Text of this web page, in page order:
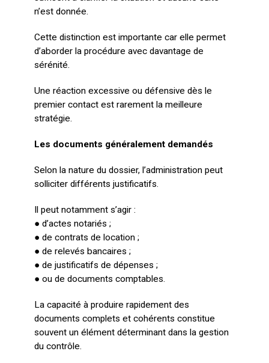
n’est donnée.
Cette distinction est importante car elle permet
d’aborder la procédure avec davantage de
sérénité.
Une réaction excessive ou défensive dès le
premier contact est rarement la meilleure
stratégie.
Les documents généralement demandés
Selon la nature du dossier, l’administration peut
solliciter différents justificatifs.
Il peut notamment s’agir :
● d’actes notariés ;
● de contrats de location ;
● de relevés bancaires ;
● de justificatifs de dépenses ;
● ou de documents comptables.
La capacité à produire rapidement des
documents complets et cohérents constitue
souvent un élément déterminant dans la gestion
du contrôle.